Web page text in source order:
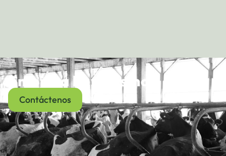
Empieza hoy mismo
Contáctenos